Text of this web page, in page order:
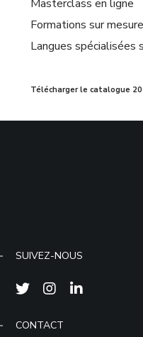
Masterclass en ligne
Formations sur mesure
Langues spécialisées
Télécharger le catalogue
SUIVEZ-NOUS
CONTACT